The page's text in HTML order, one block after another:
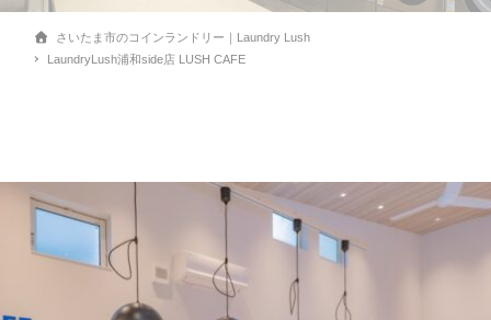
さいたま市のコインランドリー｜Laundry Lush
LaundryLush浦和side店 LUSH CAFE